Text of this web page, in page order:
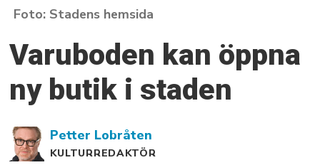
Stadens hemsida
Varuboden kan öppna
ny butik i staden
Petter Lobråten
KULTURREDAKTÖR